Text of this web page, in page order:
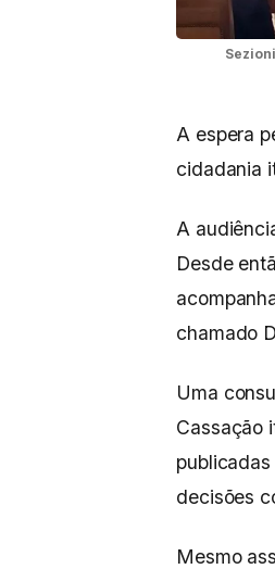
A espera
cidadania
A
Desde
chamado
Uma
Cassação
decisões
Mesmo